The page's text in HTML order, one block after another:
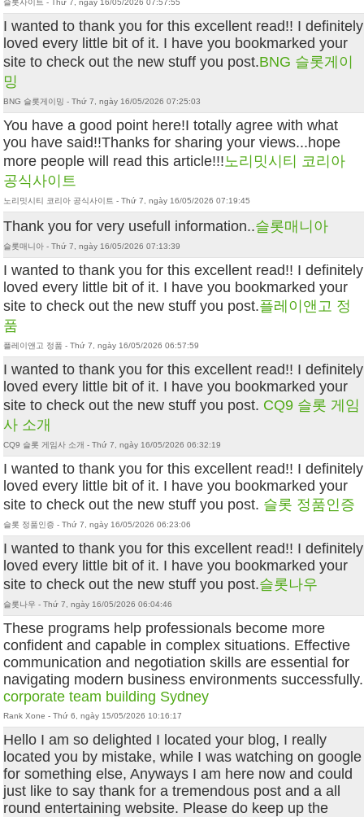
슬롯사이트 - Thứ 7, ngày 16/05/2026 07:57:55
I wanted to thank you for this excellent read!! I definitely
loved every little bit of it. I have you bookmarked your
site to check out the new stuff you post.BNG 슬롯게이
밍
BNG 슬롯게이밍 - Thứ 7, ngày 16/05/2026 07:25:03
You have a good point here!I totally agree with what
you have said!!Thanks for sharing your views...hope
more people will read this article!!!노리밋시티 코리아
공식사이트
노리밋시티 코리아 공식사이트 - Thứ 7, ngày 16/05/2026 07:19:45
Thank you for very usefull information..슬롯매니아
슬롯매니아 - Thứ 7, ngày 16/05/2026 07:13:39
I wanted to thank you for this excellent read!! I definitely
loved every little bit of it. I have you bookmarked your
site to check out the new stuff you post.플레이앤고 정
품
플레이앤고 정품 - Thứ 7, ngày 16/05/2026 06:57:59
I wanted to thank you for this excellent read!! I definitely
loved every little bit of it. I have you bookmarked your
site to check out the new stuff you post. CQ9 슬롯 게임
사 소개
CQ9 슬롯 게임사 소개 - Thứ 7, ngày 16/05/2026 06:32:19
I wanted to thank you for this excellent read!! I definitely
loved every little bit of it. I have you bookmarked your
site to check out the new stuff you post. 슬롯 정품인증
슬롯 정품인증 - Thứ 7, ngày 16/05/2026 06:23:06
I wanted to thank you for this excellent read!! I definitely
loved every little bit of it. I have you bookmarked your
site to check out the new stuff you post.슬롯나우
슬롯나우 - Thứ 7, ngày 16/05/2026 06:04:46
These programs help professionals become more
confident and capable in complex situations. Effective
communication and negotiation skills are essential for
navigating modern business environments successfully.
corporate team building Sydney
Rank Xone - Thứ 6, ngày 15/05/2026 10:16:17
Hello I am so delighted I located your blog, I really
located you by mistake, while I was watching on google
for something else, Anyways I am here now and could
just like to say thank for a tremendous post and a all
round entertaining website. Please do keep up the